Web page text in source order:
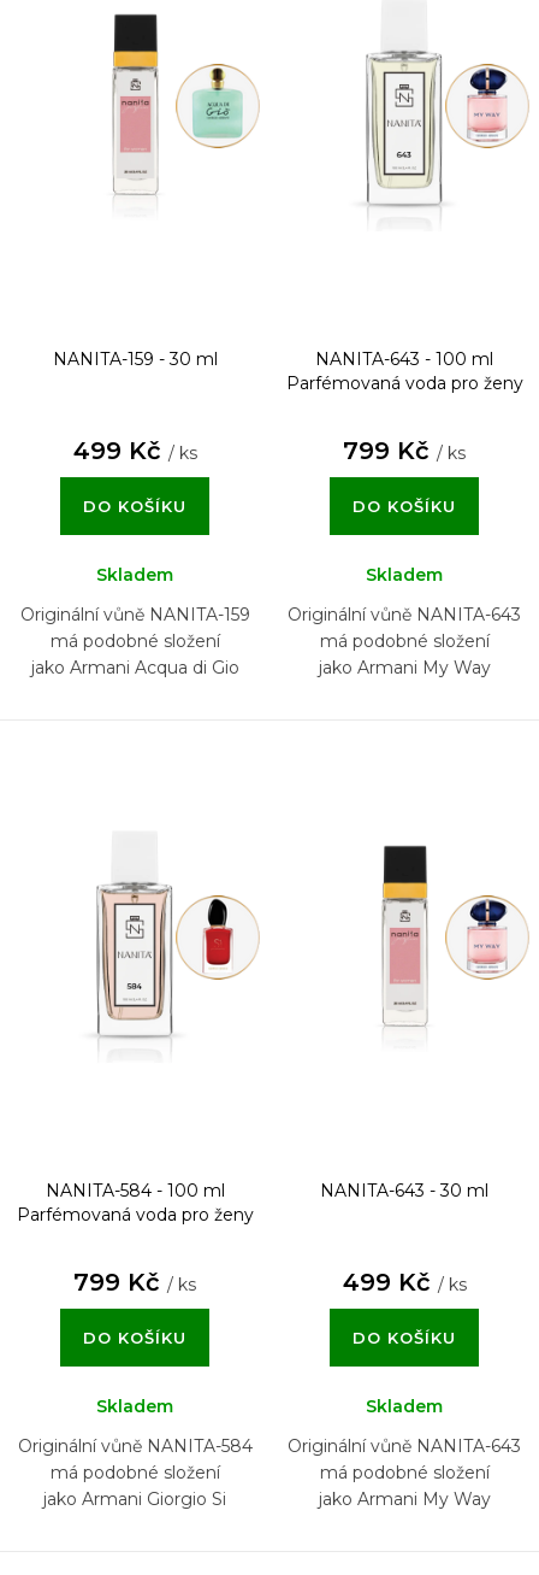
NANITA-159 - 30 ml
499 Kč / ks
DO KOŠÍKU
Skladem
Originální vůně NANITA-159
má podobné složení
jako Armani Acqua di Gio
NANITA-643 - 100 ml
Parfémovaná voda pro ženy
799 Kč / ks
DO KOŠÍKU
Skladem
Originální vůně NANITA-643
má podobné složení
jako Armani My Way
NANITA-584 - 100 ml
Parfémovaná voda pro ženy
799 Kč / ks
DO KOŠÍKU
Skladem
Originální vůně NANITA-584
má podobné složení
jako Armani Giorgio Si
NANITA-643 - 30 ml
499 Kč / ks
DO KOŠÍKU
Skladem
Originální vůně NANITA-643
má podobné složení
jako Armani My Way